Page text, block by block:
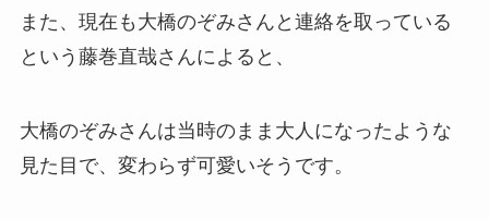
また、現在も大橋のぞみさんと連絡を取っている
という藤巻直哉さんによると、
大橋のぞみさんは当時のまま大人になったような
見た目で、変わらず可愛いそうです。